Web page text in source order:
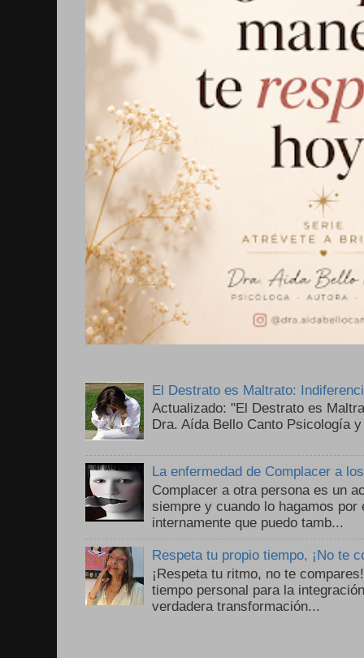
El Destrato es Maltrato:
Actualizado: "El Destrato es
Dra. Aída Bello Canto Psicología
La enfermedad de Complacer a
Complacer a otra persona es un
siempre y cuando lo hagamos por
internamente que puedo tamb...
Respeta tu propio tiempo, ¡No te
¡Respeta tu ritmo, no te
tiempo personal para la
verdadera transformación...